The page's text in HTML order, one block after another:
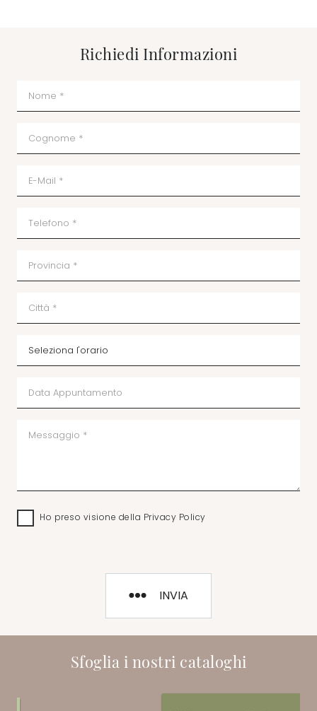
Sfoglia i nostri cataloghi
Richiedi Informazioni
Ho preso visione della Privacy Policy
INVIA